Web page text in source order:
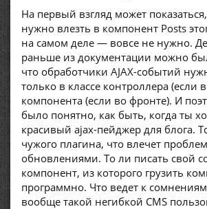
На первый взгляд может
нужно влезть в компонент Posts
на самом деле — вовсе не нужно.
раньше из документации можно
что обработчики AJAX-событий
только в классе контроллера (если
компонента (если во фронте). И
было понятно, как быть, когда ты
красивый ajax-пейджер для блога.
чужого плагина, что влечет
обновлениями. То ли писать свой
компонент, из которого грузить
программно. Что ведет к
вообще такой негибкой CMS